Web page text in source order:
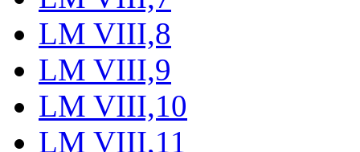
LM VIII,8
LM VIII,9
LM VIII,10
LM VIII,11